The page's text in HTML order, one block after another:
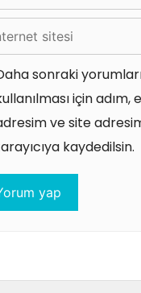
sonraki
için
ve site
kaydedilsin.